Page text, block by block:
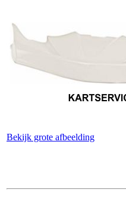
Bekijk grote afbeelding